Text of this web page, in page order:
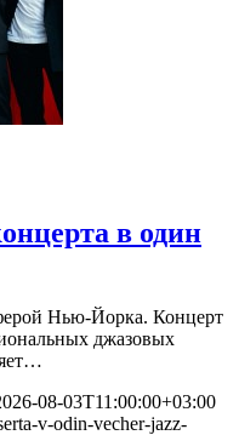
в один
Нью-Йорка. Концерт
джазовых
08-03T11:00:00+03:00
v-odin-vecher-jazz-